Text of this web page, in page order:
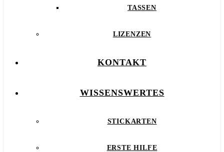
TASSEN
LIZENZEN
KONTAKT
WISSENSWERTES
STICKARTEN
ERSTE HILFE